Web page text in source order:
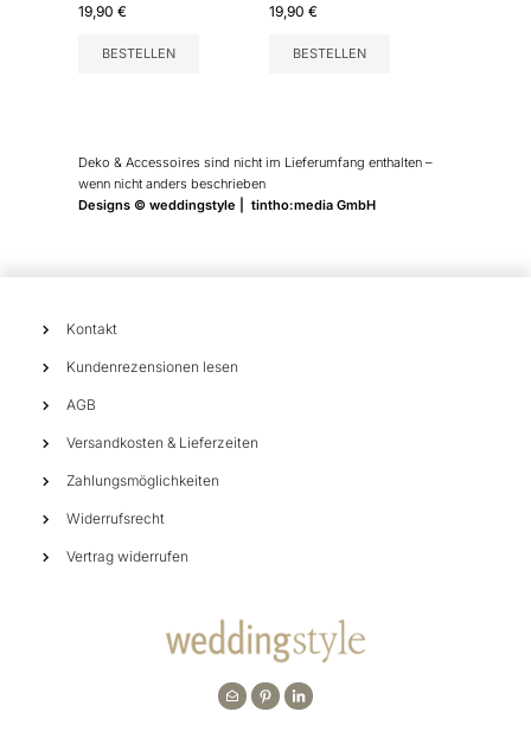
19,90 €
BESTELLEN
19,90€
BESTELLEN
Deko & Accessoires sind nicht im Lieferumfang enthalten –
wenn nicht anders beschrieben
Designs © weddingstyle | tintho:media GmbH
Kontakt
Kundenrezensionen lesen
AGB
Versandkosten & Lieferzeiten
Zahlungsmöglichkeiten
Widerrufsrecht
Vertrag widerrufen